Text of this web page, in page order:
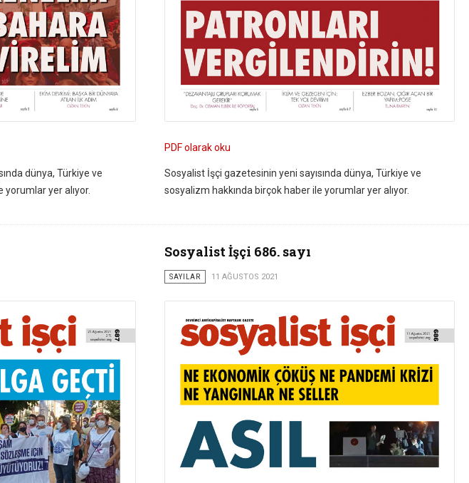
dünya, Türkiye ve
yorumlar yer alıyor.
PDF olarak oku
Sosyalist İşçi gazetesinin yeni sayısında dünya, Türkiye ve
sosyalizm hakkında birçok haber ile yorumlar yer alıyor.
Sosyalist İşçi 686. sayı
SAYILAR 11 AĞUSTOS 2021